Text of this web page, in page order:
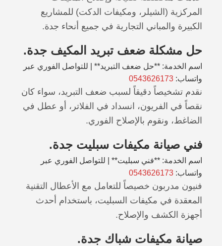
المركزية (الشيلر، ومكيفات الدكت) للمشاريع
الكبيرة والمباني التجارية في جميع أنحاء جدة.
حل مشكلة ضعف تبريد المكيف جدة.
اسم الخدمة: **حل ضعف التبريد** | للتواصل الفوري عبر
واتساب: 0543626173
نقدم تشخيصاً دقيقاً لسبب ضعف التبريد، سواء كان
نقصاً في الفريون، انسداد في الفلاتر، أو عطل في
الضاغط، ونقوم بالإصلاح الفوري.
فني صيانة مكيفات سبليت جدة.
اسم الخدمة: **فني سبليت** | للتواصل الفوري عبر
واتساب: 0543626173
فنيون مدربون خصيصاً للتعامل مع الأعطال التقنية
المعقدة في مكيفات السبليت، باستخدام أحدث
أجهزة الكشف والإصلاح.
صيانة مكيفات شباك جدة.